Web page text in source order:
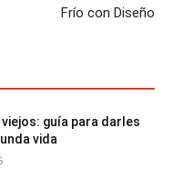
Frío con Diseño
guía para darles
vida